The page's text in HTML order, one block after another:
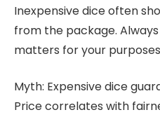
Inexpensive dice often
from the package.
matters for your
Myth: Expensive dice
Price correlates with